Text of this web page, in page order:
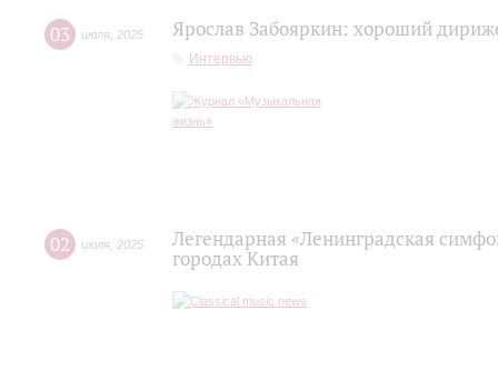
03 июля 2025 Ярослав Забояркин: хороший
Интервью
02 июля 2025
Легендарная «Ленинградская
городах Китая